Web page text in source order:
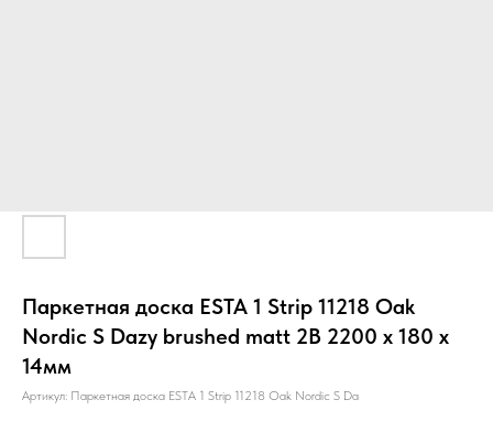
Паркетная доска ESTA 1 Strip 11218 Oak
Nordic S Dazy brushed matt 2B 2200 x 180 x
14мм
Артикул: Паркетная доска ESTA 1 Strip 11218 Oak Nordic S Da